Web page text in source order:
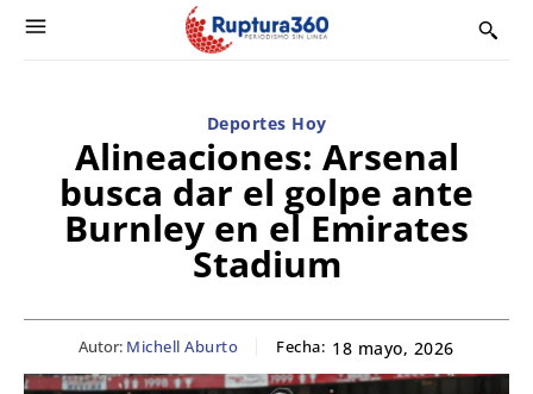
Deportes Hoy
Alineaciones: Arsenal
busca dar el golpe ante
Burnley en el Emirates
Stadium
Autor: Michell Aburto Fecha: 18 mayo, 2026